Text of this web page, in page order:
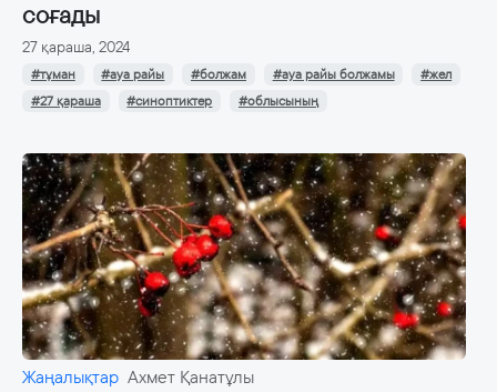
соғады
27 қараша, 2024
#тұман #ауа райы #болжам #ауа райы болжамы
#жел
#27 қараша
#синоптиктер #облысының
Жаңалықтар Ахмет Қанатұлы